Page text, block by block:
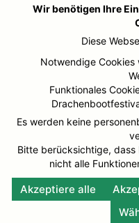
Kieser CUP. Dort traten im
Regatta an. Die Plätze 1 bis
Nun wurden wieder 2
Im 2. Finallauf setzte sich
von Beginn an die Spitze
Führung bis ins Ziel nicht
fehlte knapp eine Sekunde
reichte es nur zum 3.Platz.
Als Abschluss stand noch
8 zeitschnellsten Teams,
nahmen an diesem Rennen
Wir benötigen Ihre
Diese
Notwendige
Funktionales
Es werden keine
Bitte berücksichtige,
nicht alle
Akzeptiere alle